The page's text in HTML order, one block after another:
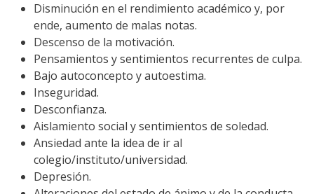
Disminución en el rendimiento académico y, por
ende, aumento de malas notas.
Descenso de la motivación.
Pensamientos y sentimientos recurrentes de culpa.
Bajo autoconcepto y autoestima.
Inseguridad.
Desconfianza.
Aislamiento social y sentimientos de soledad.
Ansiedad ante la idea de ir al
colegio/instituto/universidad.
Depresión.